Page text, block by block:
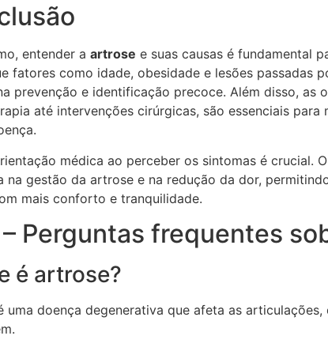
entender a artrose e suas causas é fundamental
fatores como idade, obesidade e lesões passadas
prevenção e identificação precoce. Além disso, as
até intervenções cirúrgicas, são essenciais
médica ao perceber os sintomas é crucial.
na gestão da artrose e na redução da dor,
mais conforto e tranquilidade.
– Perguntas frequentes
é artrose?
uma doença degenerativa que afeta as